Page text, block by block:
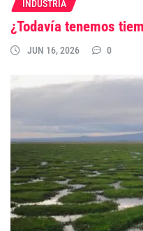
INDUSTRIA
¿Todavía tenemos
JUN 16, 2026 0